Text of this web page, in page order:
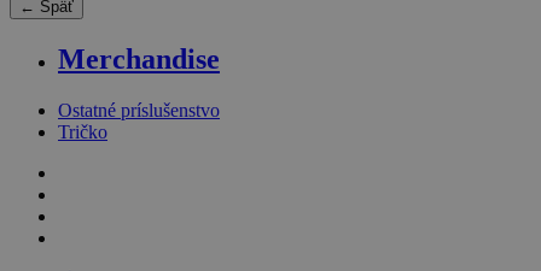
← Späť
Merchandise
Ostatné príslušenstvo
Tričko